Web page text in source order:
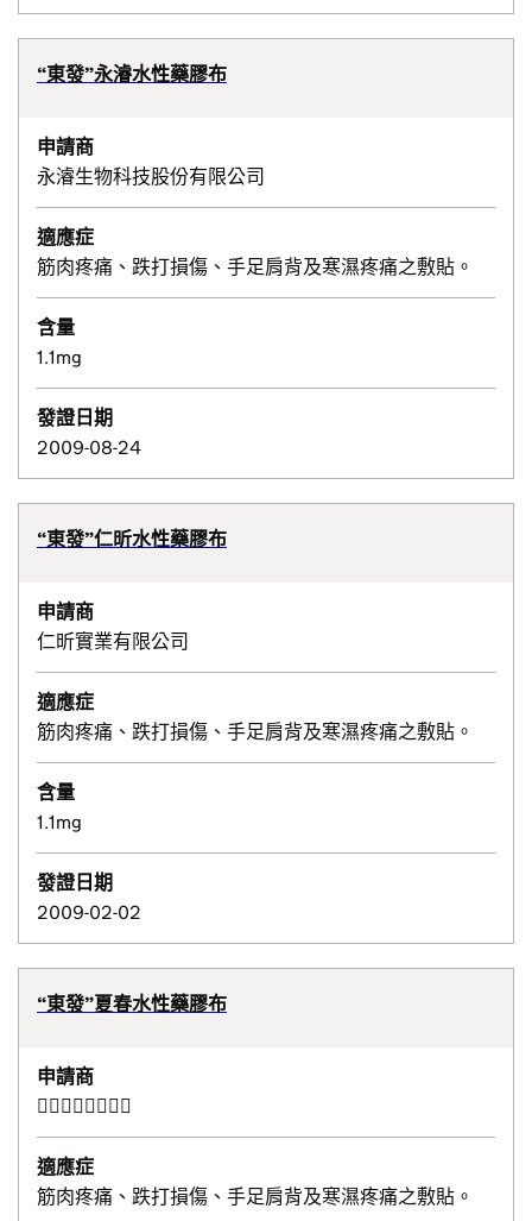
“東發”永濬水性藥膠布
申請商
永濬生物科技股份有限公司
適應症
筋肉疼痛、跌打損傷、手足肩背及寒濕疼痛之敷貼。
含量
1.1mg
發證日期
2009-08-24
“東發”仁昕水性藥膠布
申請商
仁昕實業有限公司
適應症
筋肉疼痛、跌打損傷、手足肩背及寒濕疼痛之敷貼。
含量
1.1mg
發證日期
2009-02-02
“東發”夏春水性藥膠布
申請商
𢇗春企業有限公司
適應症
筋肉疼痛、跌打損傷、手足肩背及寒濕疼痛之敷貼。